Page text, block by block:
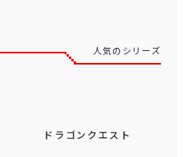
人気のシリーズ
ドラゴンクエスト